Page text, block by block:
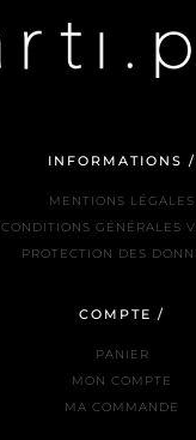
INFORMATIONS /
MENTIONS LÉGALES
CONDITIONS GÉNÉRALES
PROTECTION DES
COMPTE /
PANIER
MON COMPTE
MA COMMANDE